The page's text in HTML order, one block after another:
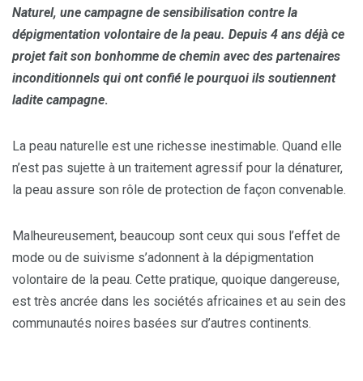
Naturel, une campagne de sensibilisation contre la
dépigmentation volontaire de la peau. Depuis 4 ans déjà ce
projet fait son bonhomme de chemin avec des partenaires
inconditionnels qui ont confié le pourquoi ils soutiennent
ladite campagne.
La peau naturelle est une richesse inestimable. Quand elle
n’est pas sujette à un traitement agressif pour la dénaturer,
la peau assure son rôle de protection de façon convenable.
Malheureusement, beaucoup sont ceux qui sous l’effet de
mode ou de suivisme s’adonnent à la dépigmentation
volontaire de la peau. Cette pratique, quoique dangereuse,
est très ancrée dans les sociétés africaines et au sein des
communautés noires basées sur d’autres continents.